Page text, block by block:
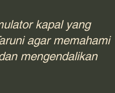
kapal yang
agar memahami
mengendalikan